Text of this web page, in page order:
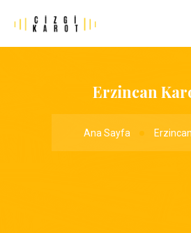
Erzincan
Ana Sayfa